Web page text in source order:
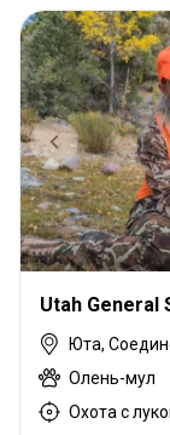
Utah General
Юта,
Олень-мул